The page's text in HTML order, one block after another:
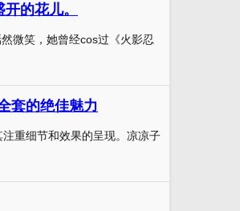
的花儿。
微笑，她曾经cos过《火影忍
套的绝佳魅力
重细节和效果的呈现。凉凉子